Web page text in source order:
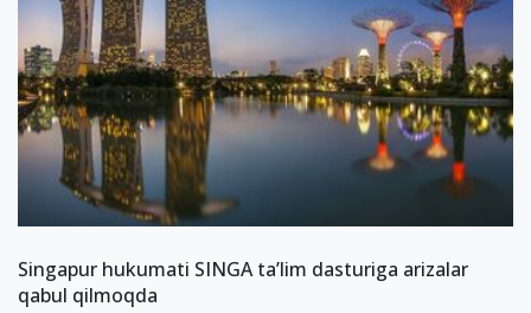
Singapur hukumati SINGA ta’lim dasturiga arizalar
qabul qilmoqda